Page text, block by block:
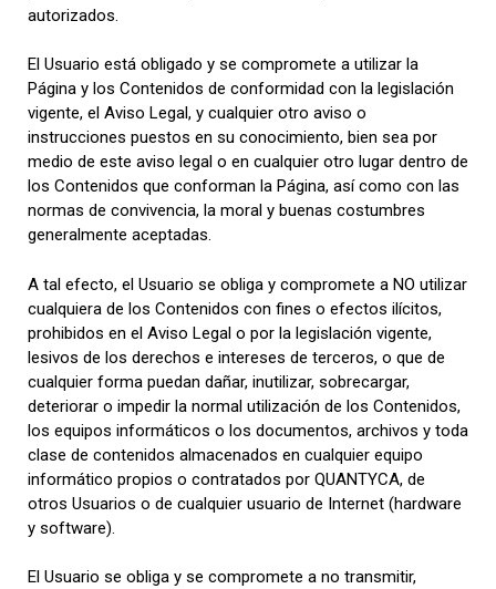
autorizados.
El Usuario está obligado y se compromete a utilizar la
Página y los Contenidos de conformidad con la legislación
vigente, el Aviso Legal, y cualquier otro aviso o
instrucciones puestos en su conocimiento, bien sea por
medio de este aviso legal o en cualquier otro lugar dentro de
los Contenidos que conforman la Página, así como con las
normas de convivencia, la moral y buenas costumbres
generalmente aceptadas.
A tal efecto, el Usuario se obliga y compromete a NO utilizar
cualquiera de los Contenidos con fines o efectos ilícitos,
prohibidos en el Aviso Legal o por la legislación vigente,
lesivos de los derechos e intereses de terceros, o que de
cualquier forma puedan dañar, inutilizar, sobrecargar,
deteriorar o impedir la normal utilización de los Contenidos,
los equipos informáticos o los documentos, archivos y toda
clase de contenidos almacenados en cualquier equipo
informático propios o contratados por QUANTYCA, de
otros Usuarios o de cualquier usuario de Internet (hardware
y software).
El Usuario se obliga y se compromete a no transmitir,